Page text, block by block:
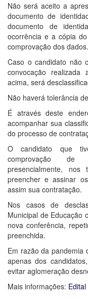
Não será aceito a
documento de
documento de
ocorrência e a cópia
comprovação dos dados.
Caso o candidato não
convocação realizada
acima, será
Não haverá tolerância
É através deste
acompanhar sua
do processo de
O candidato que
comprovação de
presencialmente,
preencher e assinar
assim sua contratação.
Nos casos de
Municipal de Educação
nova conferência,
preenchida.
Em razão da pandemia
apenas dos
evitar aglomeração
Mais informações: